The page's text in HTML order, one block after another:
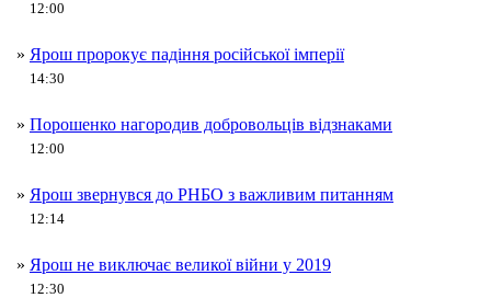
12:00
» Ярош пророкує падіння російської імперії
14:30
» Порошенко нагородив добровольців відзнаками
12:00
» Ярош звернувся до РНБО з важливим питанням
12:14
» Ярош не виключає великої війни у 2019
12:30